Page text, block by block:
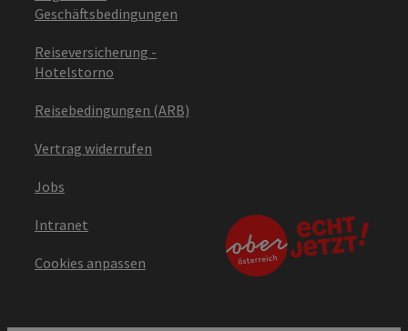
Geschäftsbedingungen
Reiseversicherung -
Hotelstorno
Reisebedingungen (ARB)
Vertrag widerrufen
Jobs
Intranet
Cookies anpassen